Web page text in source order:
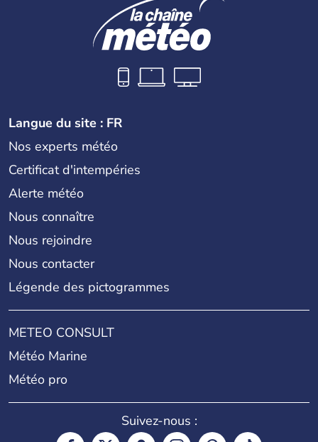
Langue du site : FR
Nos experts météo
Certificat d'intempéries
Alerte météo
Nous connaître
Nous rejoindre
Nous contacter
Légende des pictogrammes
METEO CONSULT
Météo Marine
Météo pro
Suivez-nous :